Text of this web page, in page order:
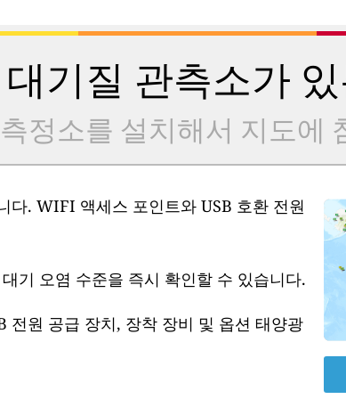
기질 관측소가
정소를 설치해서 지도에
다. WIFI 액세스 포인트와 USB 호환 전원
기 오염 수준을 즉시 확인할 수 있습니다.
전원 공급 장치, 장착 장비 및 옵션 태양광